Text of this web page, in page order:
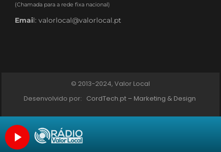
(Chamada para a rede fixa nacional)
Email: valorlocal@valorlocal.pt
© 2013-2024, Valor Local
Desenvolvido por: CordTech.pt – Marketing & Design